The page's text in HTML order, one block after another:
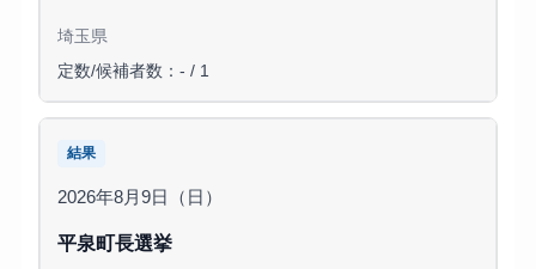
埼玉県
定数/候補者数：- / 1
結果
2026年8月9日（日）
平泉町長選挙